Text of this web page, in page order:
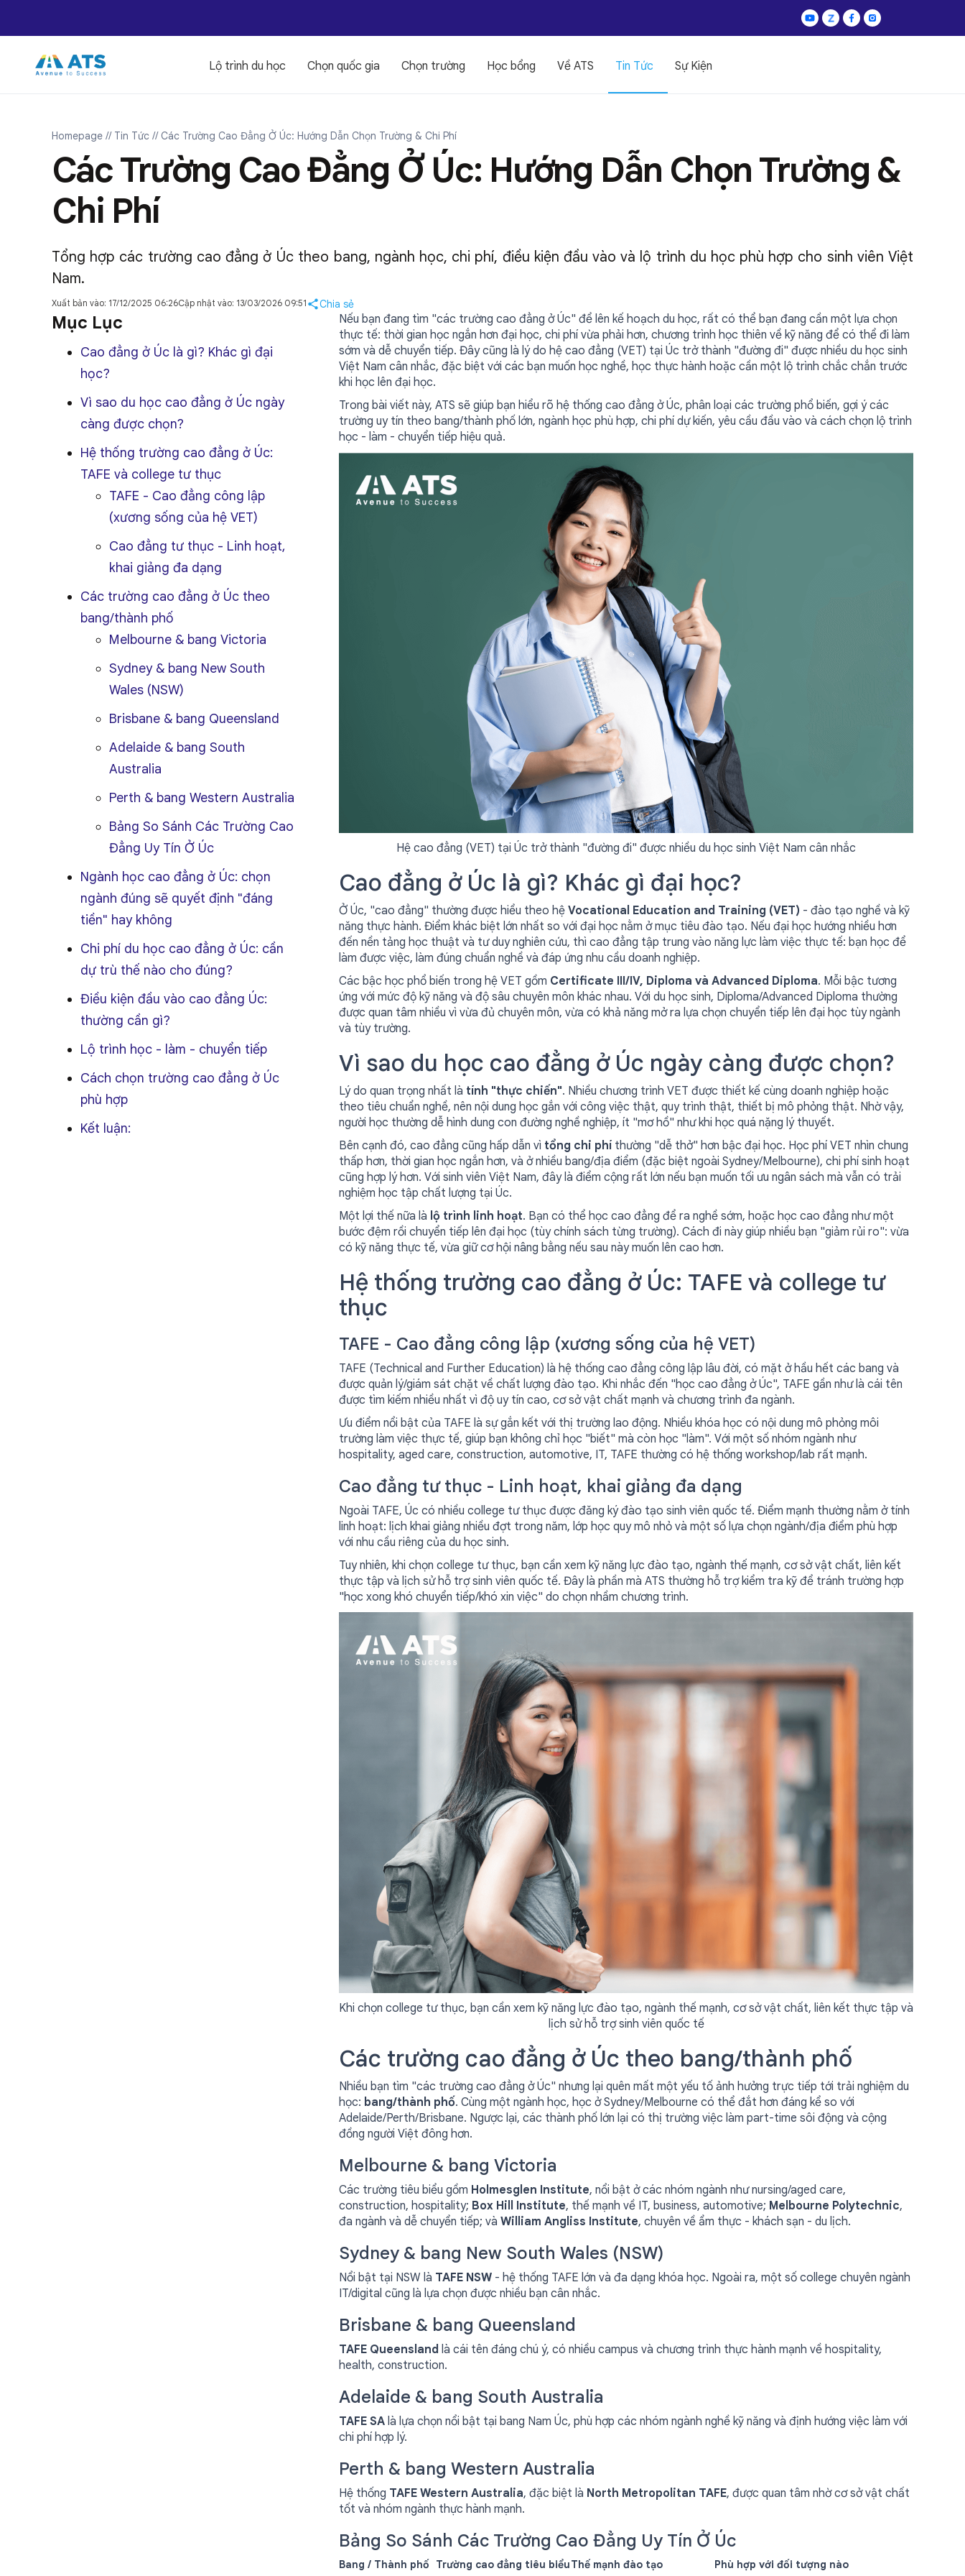
Lộ trình du học Chọn quốc gia Chọn trường Học bổng Về ATS Tin Tức Sự Kiện
Homepage // Tin Tức // Các Trường Cao Đẳng Ở Úc: Hướng Dẫn Chọn Trường & Chi Phí
Các Trường Cao Đẳng Ở Úc: Hướng Dẫn Chọn Trường &
Chi Phí
Tổng hợp các trường cao đẳng ở Úc theo bang, ngành học, chi phí, điều kiện đầu vào và lộ trình du học phù hợp cho sinh viên Việt
Nam.
Xuất bản vào: 17/12/2025 06:26Cập nhật vào: 13/03/2026 09:51 Chia sẻ
Mục Lục
Cao đẳng ở Úc là gì? Khác gì đại
học?
Vì sao du học cao đẳng ở Úc ngày
càng được chọn?
Hệ thống trường cao đẳng ở Úc:
TAFE và college tư thục
TAFE - Cao đẳng công lập
(xương sống của hệ VET)
Cao đẳng tư thục - Linh hoạt,
khai giảng đa dạng
Các trường cao đẳng ở Úc theo
bang/thành phố
Melbourne & bang Victoria
Sydney & bang New South
Wales (NSW)
Brisbane & bang Queensland
Adelaide & bang South
Australia
Perth & bang Western Australia
Bảng So Sánh Các Trường Cao
Đẳng Uy Tín Ở Úc
Ngành học cao đẳng ở Úc: chọn
ngành đúng sẽ quyết định "đáng
tiền" hay không
Chi phí du học cao đẳng ở Úc: cần
dự trù thế nào cho đúng?
Điều kiện đầu vào cao đẳng Úc:
thường cần gì?
Lộ trình học - làm - chuyển tiếp
Cách chọn trường cao đẳng ở Úc
phù hợp
Kết luận:
Nếu bạn đang tìm "các trường cao đẳng ở Úc" để lên kế hoạch du học, rất có thể bạn đang cần một lựa chọn
thực tế: thời gian học ngắn hơn đại học, chi phí vừa phải hơn, chương trình học thiên về kỹ năng để có thể đi làm
sớm và dễ chuyển tiếp. Đây cũng là lý do hệ cao đẳng (VET) tại Úc trở thành "đường đi" được nhiều du học sinh
Việt Nam cân nhắc, đặc biệt với các bạn muốn học nghề, học thực hành hoặc cần một lộ trình chắc chắn trước
khi học lên đại học.
Trong bài viết này, ATS sẽ giúp bạn hiểu rõ hệ thống cao đẳng ở Úc, phân loại các trường phổ biến, gợi ý các
trường uy tín theo bang/thành phố lớn, ngành học phù hợp, chi phí dự kiến, yêu cầu đầu vào và cách chọn lộ trình
học - làm - chuyển tiếp hiệu quả.
Hệ cao đẳng (VET) tại Úc trở thành "đường đi" được nhiều du học sinh Việt Nam cân nhắc
Cao đẳng ở Úc là gì? Khác gì đại học?
Ở Úc, "cao đẳng" thường được hiểu theo hệ Vocational Education and Training (VET) - đào tạo nghề và kỹ
năng thực hành. Điểm khác biệt lớn nhất so với đại học nằm ở mục tiêu đào tạo. Nếu đại học hướng nhiều hơn
đến nền tảng học thuật và tư duy nghiên cứu, thì cao đẳng tập trung vào năng lực làm việc thực tế: bạn học để
làm được việc, làm đúng chuẩn nghề và đáp ứng nhu cầu doanh nghiệp.
Các bậc học phổ biến trong hệ VET gồm Certificate III/IV, Diploma và Advanced Diploma. Mỗi bậc tương
ứng với mức độ kỹ năng và độ sâu chuyên môn khác nhau. Với du học sinh, Diploma/Advanced Diploma thường
được quan tâm nhiều vì vừa đủ chuyên môn, vừa có khả năng mở ra lựa chọn chuyển tiếp lên đại học tùy ngành
và tùy trường.
Vì sao du học cao đẳng ở Úc ngày càng được chọn?
Lý do quan trọng nhất là tính "thực chiến". Nhiều chương trình VET được thiết kế cùng doanh nghiệp hoặc
theo tiêu chuẩn nghề, nên nội dung học gắn với công việc thật, quy trình thật, thiết bị mô phỏng thật. Nhờ vậy,
người học thường dễ hình dung con đường nghề nghiệp, ít "mơ hồ" như khi học quá nặng lý thuyết.
Bên cạnh đó, cao đẳng cũng hấp dẫn vì tổng chi phí thường "dễ thở" hơn bậc đại học. Học phí VET nhìn chung
thấp hơn, thời gian học ngắn hơn, và ở nhiều bang/địa điểm (đặc biệt ngoài Sydney/Melbourne), chi phí sinh hoạt
cũng hợp lý hơn. Với sinh viên Việt Nam, đây là điểm cộng rất lớn nếu bạn muốn tối ưu ngân sách mà vẫn có trải
nghiệm học tập chất lượng tại Úc.
Một lợi thế nữa là lộ trình linh hoạt. Bạn có thể học cao đẳng để ra nghề sớm, hoặc học cao đẳng như một
bước đệm rồi chuyển tiếp lên đại học (tùy chính sách từng trường). Cách đi này giúp nhiều bạn "giảm rủi ro": vừa
có kỹ năng thực tế, vừa giữ cơ hội nâng bằng nếu sau này muốn lên cao hơn.
Hệ thống trường cao đẳng ở Úc: TAFE và college tư
thục
TAFE - Cao đẳng công lập (xương sống của hệ VET)
TAFE (Technical and Further Education) là hệ thống cao đẳng công lập lâu đời, có mặt ở hầu hết các bang và
được quản lý/giám sát chặt về chất lượng đào tạo. Khi nhắc đến "học cao đẳng ở Úc", TAFE gần như là cái tên
được tìm kiếm nhiều nhất vì độ uy tín cao, cơ sở vật chất mạnh và chương trình đa ngành.
Ưu điểm nổi bật của TAFE là sự gắn kết với thị trường lao động. Nhiều khóa học có nội dung mô phỏng môi
trường làm việc thực tế, giúp bạn không chỉ học "biết" mà còn học "làm". Với một số nhóm ngành như
hospitality, aged care, construction, automotive, IT, TAFE thường có hệ thống workshop/lab rất mạnh.
Cao đẳng tư thục - Linh hoạt, khai giảng đa dạng
Ngoài TAFE, Úc có nhiều college tư thục được đăng ký đào tạo sinh viên quốc tế. Điểm mạnh thường nằm ở tính
linh hoạt: lịch khai giảng nhiều đợt trong năm, lớp học quy mô nhỏ và một số lựa chọn ngành/địa điểm phù hợp
với nhu cầu riêng của du học sinh.
Tuy nhiên, khi chọn college tư thục, bạn cần xem kỹ năng lực đào tạo, ngành thế mạnh, cơ sở vật chất, liên kết
thực tập và lịch sử hỗ trợ sinh viên quốc tế. Đây là phần mà ATS thường hỗ trợ kiểm tra kỹ để tránh trường hợp
"học xong khó chuyển tiếp/khó xin việc" do chọn nhầm chương trình.
Khi chọn college tư thục, bạn cần xem kỹ năng lực đào tạo, ngành thế mạnh, cơ sở vật chất, liên kết thực tập và
lịch sử hỗ trợ sinh viên quốc tế
Các trường cao đẳng ở Úc theo bang/thành phố
Nhiều bạn tìm "các trường cao đẳng ở Úc" nhưng lại quên mất một yếu tố ảnh hưởng trực tiếp tới trải nghiệm du
học: bang/thành phố. Cùng một ngành học, học ở Sydney/Melbourne có thể đắt hơn đáng kể so với
Adelaide/Perth/Brisbane. Ngược lại, các thành phố lớn lại có thị trường việc làm part-time sôi động và cộng
đồng người Việt đông hơn.
Melbourne & bang Victoria
Các trường tiêu biểu gồm Holmesglen Institute, nổi bật ở các nhóm ngành như nursing/aged care,
construction, hospitality; Box Hill Institute, thế mạnh về IT, business, automotive; Melbourne Polytechnic,
đa ngành và dễ chuyển tiếp; và William Angliss Institute, chuyên về ẩm thực - khách sạn - du lịch.
Sydney & bang New South Wales (NSW)
Nổi bật tại NSW là TAFE NSW - hệ thống TAFE lớn và đa dạng khóa học. Ngoài ra, một số college chuyên ngành
IT/digital cũng là lựa chọn được nhiều bạn cân nhắc.
Brisbane & bang Queensland
TAFE Queensland là cái tên đáng chú ý, có nhiều campus và chương trình thực hành mạnh về hospitality,
health, construction.
Adelaide & bang South Australia
TAFE SA là lựa chọn nổi bật tại bang Nam Úc, phù hợp các nhóm ngành nghề kỹ năng và định hướng việc làm với
chi phí hợp lý.
Perth & bang Western Australia
Hệ thống TAFE Western Australia, đặc biệt là North Metropolitan TAFE, được quan tâm nhờ cơ sở vật chất
tốt và nhóm ngành thực hành mạnh.
Bảng So Sánh Các Trường Cao Đẳng Uy Tín Ở Úc
Bang / Thành phố Trường cao đẳng tiêu biểuThế mạnh đào tạo Phù hợp với đối tượng nào